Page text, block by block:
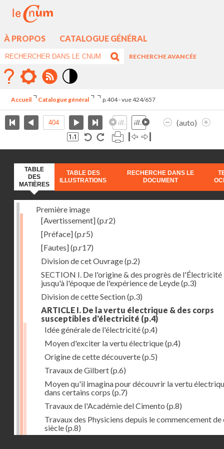
À PROPOS CATALOGUE GÉNÉRAL
RECHERCHE AVANCÉE
élévé
Accueil Catalogue général p.404 - vue 424/657
(auto)
TABLE
DES
MATIÈRES
TABLE DES
ILLUSTRATIONS
RECHERCHE DANS LE
DOCUMENT
Première image
[Avertissement](p.r2)
[Préface](p.r5)
[Fautes](p.r17)
Division de cet Ouvrage(p.2)
SECTION I. De l'origine & des progrès de l'Électricité
jusqu'à l'époque de l'expérience de Leyde(p.3)
Division de cette Section(p.3)
ARTICLE I. De la vertu électrique & des corps
susceptibles d'électricité (p.4)
Idée générale de l'électricité(p.4)
Moyen d'exciter la vertu électrique(p.4)
Origine de cette découverte(p.5)
Travaux de Gilbert(p.6)
Moyen qu'il imagina pour découvrir la vertu
dans certains corps (p.7)
Travaux de l'Académie del Cimento (p.8)
Travaux des Physiciens depuis le commencement de
siècle(p.8)